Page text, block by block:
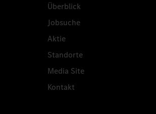
Überblick
Jobsuche
Aktie
Standorte
Media Site
Kontakt